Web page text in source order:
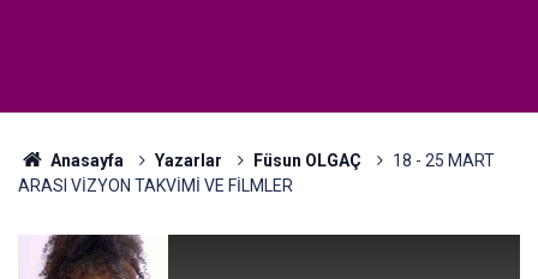
Anasayfa Yazarlar Füsun OLGAÇ
18 - 25 MART
ARASI VİZYON TAKVİMİ VE FİLMLER